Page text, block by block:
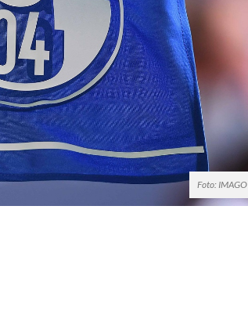
Foto: IMAGO